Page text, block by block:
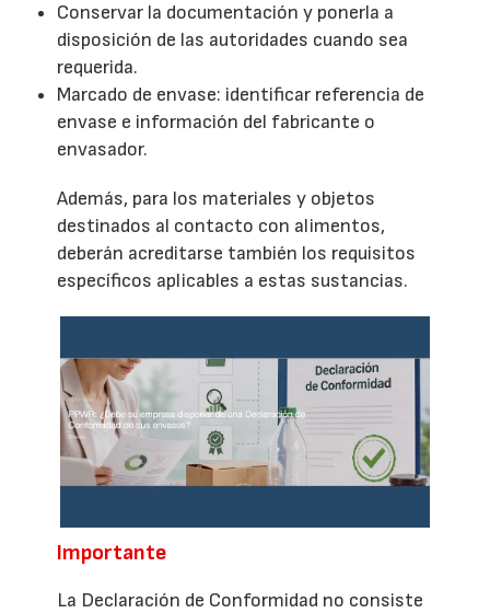
Conservar la documentación y ponerla a
disposición de las autoridades cuando sea
requerida.
Marcado de envase: identificar referencia de
envase e información del fabricante o
envasador.
Además, para los materiales y objetos
destinados al contacto con alimentos,
deberán acreditarse también los requisitos
específicos aplicables a estas sustancias.
Importante
La Declaración de Conformidad no consiste